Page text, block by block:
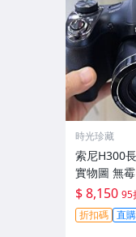
時光珍藏
索尼H300
實物圖 無
跡 機身鏡頭
翻新-3430
$ 8,150 95
折扣碼 直購